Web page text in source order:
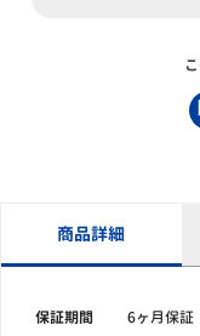
商品詳細
保証期間 6ヶ月保証